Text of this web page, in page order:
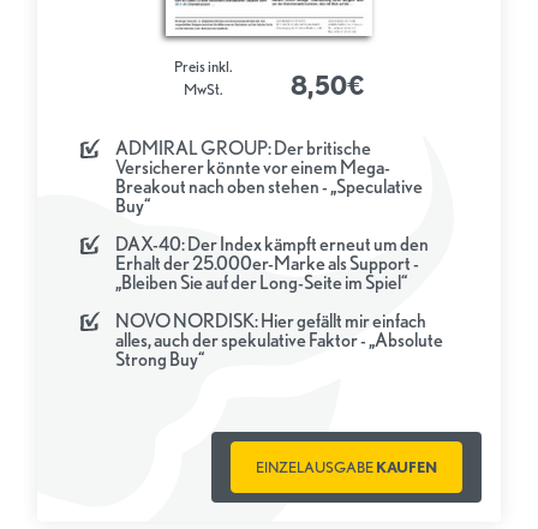
ADMIRAL GROUP: Der britische
Versicherer könnte vor einem Mega-
Breakout nach oben stehen - „Speculative
Buy“
DAX-40: Der Index kämpft erneut um den
Erhalt der 25.000er-Marke als Support -
„Bleiben Sie auf der Long-Seite im Spiel“
NOVO NORDISK: Hier gefällt mir einfach
alles, auch der spekulative Faktor - „Absolute
Strong Buy“
Preis inkl.
MwSt.
8,50€
EINZELAUSGABE KAUFEN